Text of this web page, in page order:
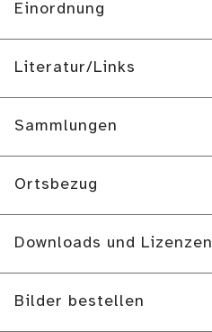
Einordnung
Literatur/Links
Sammlungen
Ortsbezug
Downloads und Lizenzen
Bilder bestellen